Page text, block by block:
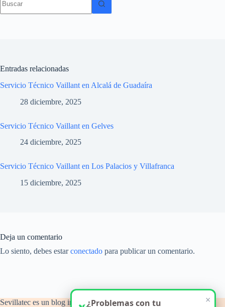
resultados
Entradas relacionadas
Servicio Técnico Vaillant en Alcalá de Guadaíra
28 diciembre, 2025
Servicio Técnico Vaillant en Gelves
24 diciembre, 2025
Servicio Técnico Vaillant en Los Palacios y Villafranca
15 diciembre, 2025
Deja un comentario
Lo siento, debes estarconectado para publicar un comentario.
Sevillatec es un blog informativo y de orientación técnica ×
¿Problemas con tu